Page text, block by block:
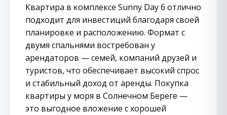
Квартира в комплексе Sunny Day 6 отлично
подходит для инвестиций благодаря своей
планировке и расположению. Формат с
двумя спальнями востребован у
арендаторов — семей, компаний друзей и
туристов, что обеспечивает высокий спрос
и стабильный доход от аренды. Покупка
квартиры у моря в Солнечном Береге —
это выгодное вложение с хорошей